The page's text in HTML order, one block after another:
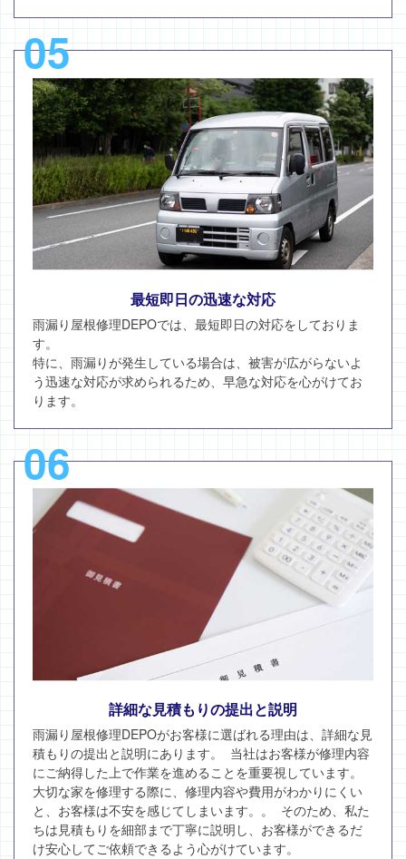
05
最短即日の迅速な対応
雨漏り屋根修理DEPOでは、最短即日の対応をしておりま
す。
特に、雨漏りが発生している場合は、被害が広がらないよ
う迅速な対応が求められるため、早急な対応を心がけてお
ります。
06
詳細な見積もりの提出と説明
雨漏り屋根修理DEPOがお客様に選ばれる理由は、詳細な見
積もりの提出と説明にあります。 当社はお客様が修理内容
にご納得した上で作業を進めることを重要視しています。
大切な家を修理する際に、修理内容や費用がわかりにくい
と、お客様は不安を感じてしまいます。。 そのため、私た
ちは見積もりを細部まで丁寧に説明し、お客様ができるだ
け安心してご依頼できるよう心がけています。